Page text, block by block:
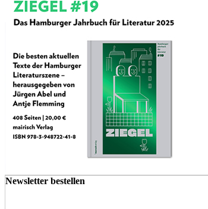
Newsletter bestellen